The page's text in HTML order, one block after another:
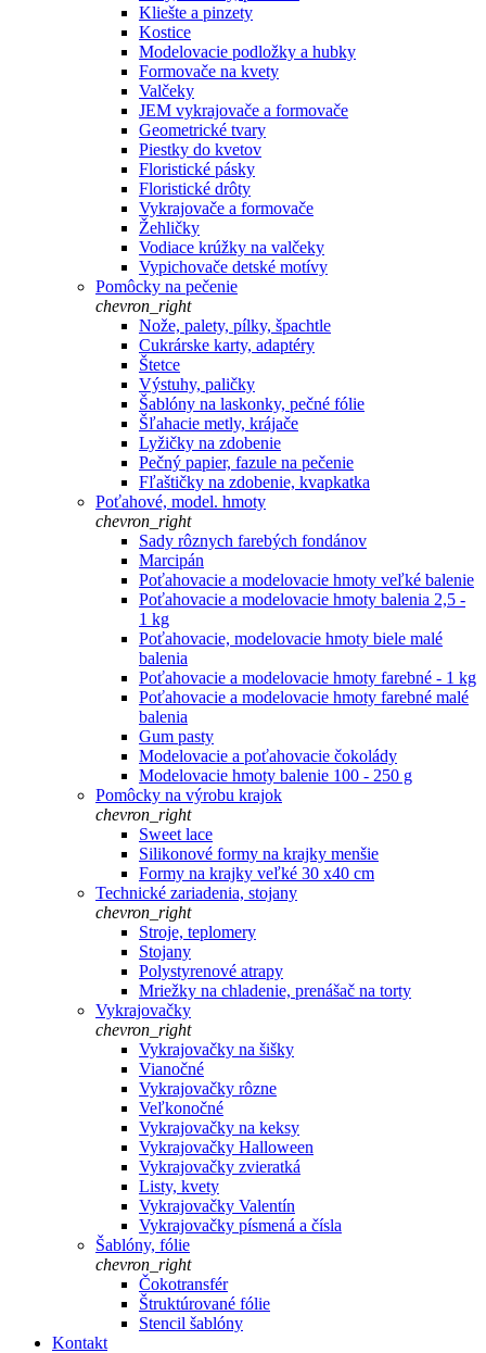
Kliešte a pinzety
Kostice
Modelovacie podložky a hubky
Formovače na kvety
Valčeky
JEM vykrajovače a formovače
Geometrické tvary
Piestky do kvetov
Floristické pásky
Floristické drôty
Vykrajovače a formovače
Žehličky
Vodiace krúžky na valčeky
Vypichovače detské motívy
Pomôcky na pečenie
chevron_right
Nože, palety, pílky, špachtle
Cukrárske karty, adaptéry
Štetce
Výstuhy, paličky
Šablóny na laskonky, pečné fólie
Šľahacie metly, krájače
Lyžičky na zdobenie
Pečný papier, fazule na pečenie
Fľaštičky na zdobenie, kvapkatka
Poťahové, model. hmoty
chevron_right
Sady rôznych farebých fondánov
Marcipán
Poťahovacie a modelovacie hmoty veľké balenie
Poťahovacie a modelovacie hmoty balenia 2,5 -
1 kg
Poťahovacie, modelovacie hmoty biele malé
balenia
Poťahovacie a modelovacie hmoty farebné - 1 kg
Poťahovacie a modelovacie hmoty farebné malé
balenia
Gum pasty
Modelovacie a poťahovacie čokolády
Modelovacie hmoty balenie 100 - 250 g
Pomôcky na výrobu krajok
chevron_right
Sweet lace
Silikonové formy na krajky menšie
Formy na krajky veľké 30 x40 cm
Technické zariadenia, stojany
chevron_right
Stroje, teplomery
Stojany
Polystyrenové atrapy
Mriežky na chladenie, prenášač na torty
Vykrajovačky
chevron_right
Vykrajovačky na šišky
Vianočné
Vykrajovačky rôzne
Veľkonočné
Vykrajovačky na keksy
Vykrajovačky Halloween
Vykrajovačky zvieratká
Listy, kvety
Vykrajovačky Valentín
Vykrajovačky písmená a čísla
Šablóny, fólie
chevron_right
Čokotransfér
Štruktúrované fólie
Stencil šablóny
Kontakt